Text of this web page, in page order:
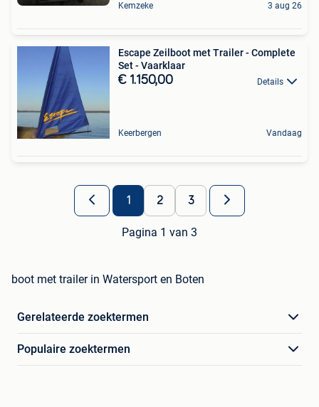
Kemzeke 3 aug 26
Escape Zeilboot met Trailer - Complete
Set - Vaarklaar
€ 1.150,00 Details
Keerbergen Vandaag
1 2 3
Pagina 1 van 3
boot met trailer in Watersport en Boten
Gerelateerde zoektermen
Populaire zoektermen